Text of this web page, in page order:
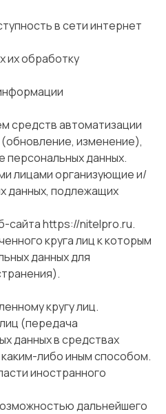
в сети интернет
их обработку
средств автоматизации
изменение),
персональных данных.
лицами организующие и/
данных, подлежащих
сайтаhttps://nitelpro.ru.
круга лиц к которым
данных для
кругу лиц.
(передача
данных в средствах
либо иным способом.
иностранного
дальнейшего